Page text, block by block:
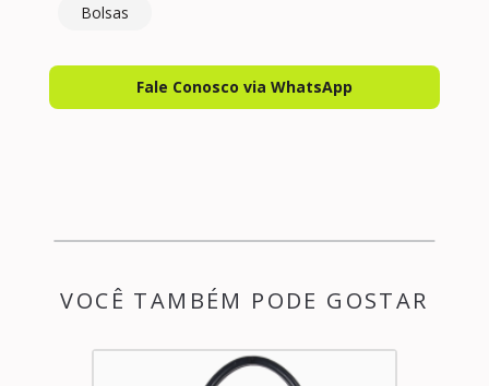
Bolsas
Fale Conosco via WhatsApp
VOCÊ TAMBÉM PODE GOSTAR